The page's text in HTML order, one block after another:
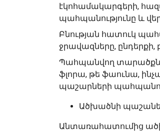
էկոհամակարգերի,
պահպանությունը և
Բնության հատուկ
ջրավազները,
Պահպանվող
ֆլորա, թե ֆաունա,
պաշարների
Ածխածնի
Անտառահատումից